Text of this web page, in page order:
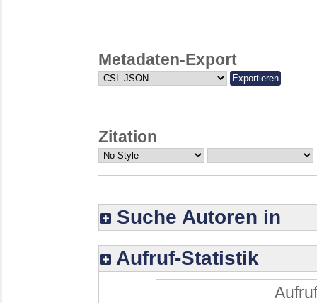
Metadaten-Export
Zitation
Suche Autoren in
Aufruf-Statistik